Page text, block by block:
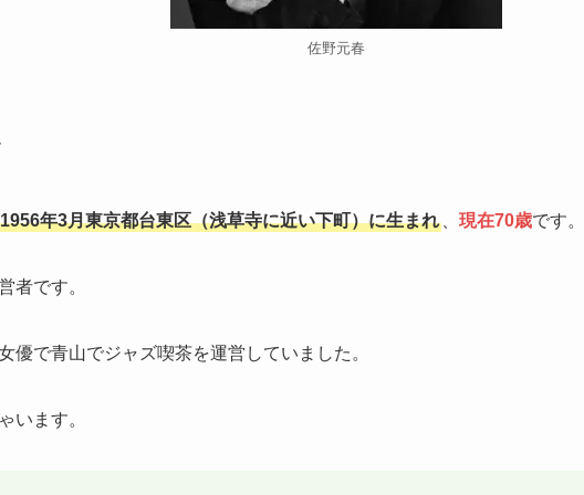
佐野元春
1956年3月東京都台東区（浅草寺に近い下町）に生まれ 現在70歳です。
者です。
優で青山でジャズ喫茶を運営していました。
います。